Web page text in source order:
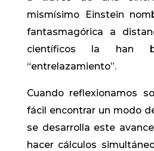
mismísimo Einstein
fantasmagórica a
científicos la han
“entrelazamiento”.
Cuando reflexionamos
fácil encontrar un modo
se desarrolla este
hacer cálculos